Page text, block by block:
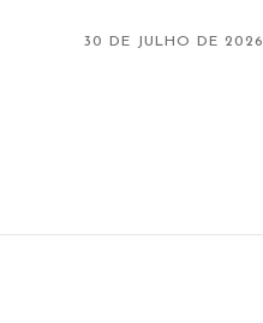
30 DE JULHO DE 2026